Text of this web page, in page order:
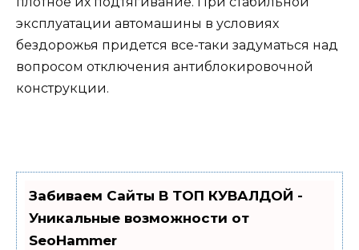
эксплуатации автомашины в условиях
бездорожья придется все-таки задуматься над
вопросом отключения антиблокировочной
конструкции.
Забиваем Сайты В ТОП КУВАЛДОЙ -
Уникальные возможности от
SeoHammer